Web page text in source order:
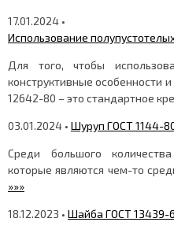
17.01.2024 •
Использование
Для того, чтобы
конструктивные особенности
12642-80 – это стандартное
03.01.2024 • Шуруп ГОСТ 1144-
Среди большого
которые являются чем-то
»»»
18.12.2023 • Шайба ГОСТ 13439-